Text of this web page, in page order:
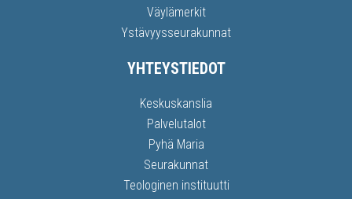
Väylämerkit
Ystävyysseurakunnat
YHTEYSTIEDOT
Keskuskanslia
Palvelutalot
Pyhä Maria
Seurakunnat
Teologinen instituutti